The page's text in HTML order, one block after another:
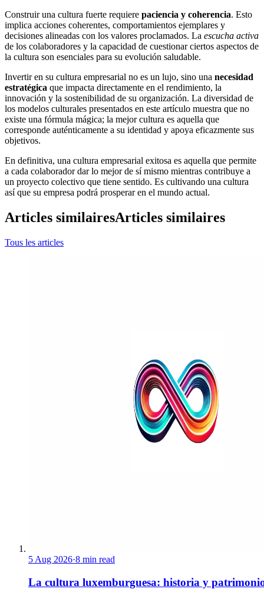
Construir una cultura fuerte requiere paciencia y coherencia. Esto
implica acciones coherentes, comportamientos ejemplares y
decisiones alineadas con los valores proclamados. La escucha activa
de los colaboradores y la capacidad de cuestionar ciertos aspectos de
la cultura son esenciales para su evolución saludable.
Invertir en su cultura empresarial no es un lujo, sino una necesidad
estratégica que impacta directamente en el rendimiento, la
innovación y la sostenibilidad de su organización. La diversidad de
los modelos culturales presentados en este artículo muestra que no
existe una fórmula mágica; la mejor cultura es aquella que
corresponde auténticamente a su identidad y apoya eficazmente sus
objetivos.
En definitiva, una cultura empresarial exitosa es aquella que permite
a cada colaborador dar lo mejor de sí mismo mientras contribuye a
un proyecto colectivo que tiene sentido. Es cultivando una cultura
así que su empresa podrá prosperar en el mundo actual.
Articles similairesArticles similaires
Tous les articles
5 Aug 2026·8 min read
La cultura luxemburguesa: historia y